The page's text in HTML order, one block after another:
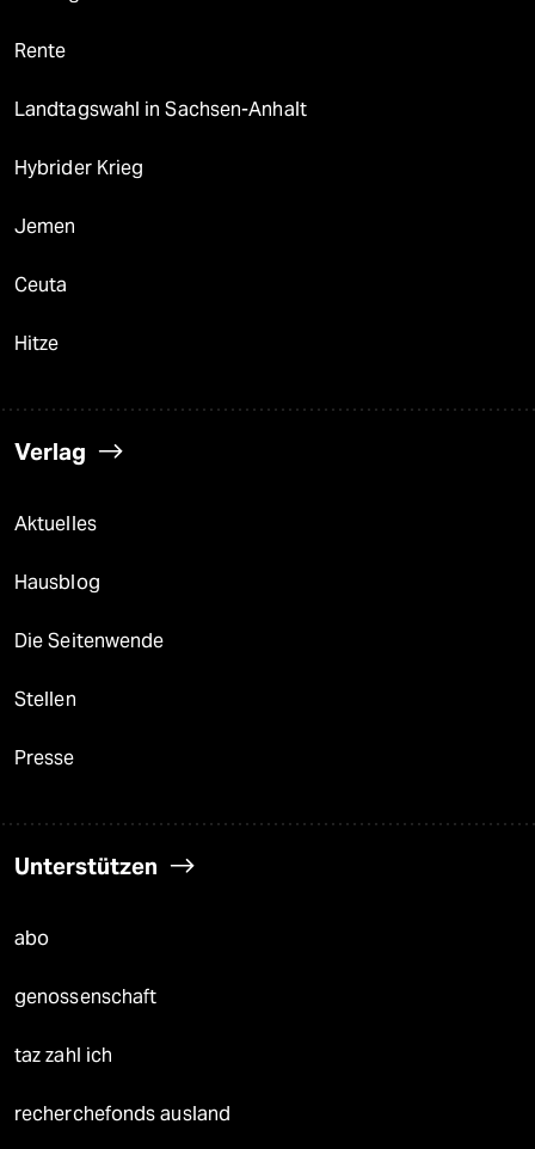
Rente
Landtagswahl in Sachsen-Anhalt
Hybrider Krieg
Jemen
Ceuta
Hitze
Verlag
Aktuelles
Hausblog
Die Seitenwende
Stellen
Presse
Unterstützen
abo
genossenschaft
taz zahl ich
recherchefonds ausland